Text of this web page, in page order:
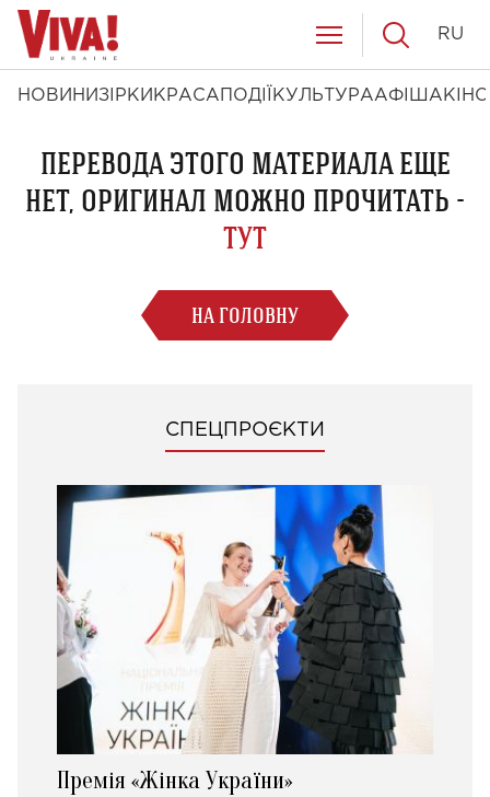
НОВИНИ ЗІРКИ КРАСА ПОДІЇ КУЛЬТУРААФІША КІНО
RU
ПЕРЕВОДА ЭТОГО МАТЕРИАЛА ЕЩЕ
НЕТ, ОРИГИНАЛ МОЖНО ПРОЧИТАТЬ -
ТУТ
НА ГОЛОВНУ
СПЕЦПРОЄКТИ
Премія «Жінка України»